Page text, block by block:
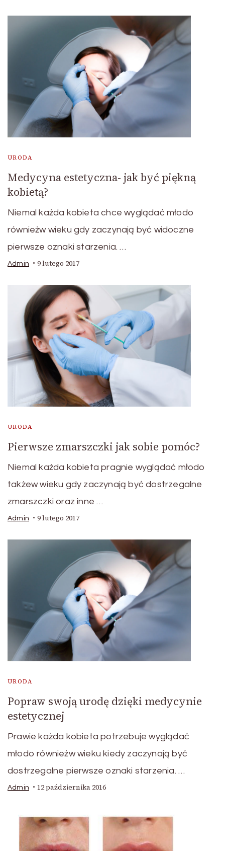
URODA
Medycyna estetyczna- jak być piękną
kobietą?
Niemal każda kobieta chce wyglądać młodo
równieżw wieku gdy zaczynają być widoczne
pierwsze oznaki starzenia. …
Admin 9 lutego 2017
URODA
Pierwsze zmarszczki jak sobie pomóc?
Niemal każda kobieta pragnie wyglądać młodo
takżew wieku gdy zaczynają być dostrzegalne
zmarszczki oraz inne …
Admin 9 lutego 2017
URODA
Popraw swoją urodę dzięki medycynie
estetycznej
Prawie każda kobieta potrzebuje wyglądać
młodo równieżw wieku kiedy zaczynają być
dostrzegalne pierwsze oznaki starzenia. …
Admin 12 października 2016